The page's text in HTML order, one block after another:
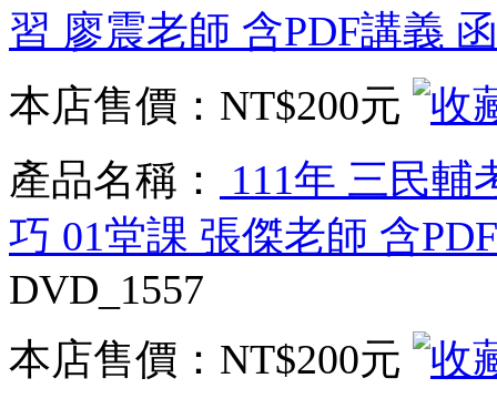
習 廖震老師 含PDF講義
本店售價： NT$200元
產品名稱：
111年 三民輔
巧 01堂課 張傑老師 含
DVD_1557
本店售價： NT$200元